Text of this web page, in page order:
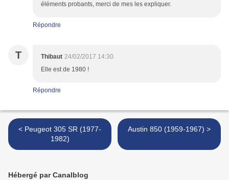
éléments probants, merci de mes les expliquer.
Répondre
T Thibaut 24/02/2017 14:30
Elle est de 1980 !
Répondre
< Peugeot 305 SR (1977-
1982)
Austin 850 (1959-1967) >
Hébergé par Canalblog